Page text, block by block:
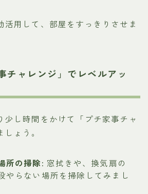
活用して、部屋をすっきりさせま
チャレンジ」でレベルアッ
少し時間をかけて「プチ家事チャ
ょう。
所の掃除: 窓拭きや、換気扇の
やらない場所を掃除してみまし